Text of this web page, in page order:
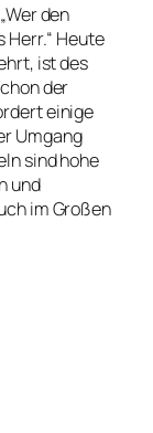
den
Heute
ist des
der
einige
Umgang
sind hohe
und
im Großen